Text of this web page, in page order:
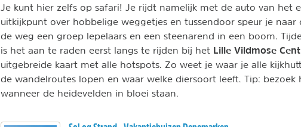
Je kunt hier zelfs op safari! Je rijdt namelijk met de auto van het
uitkijkpunt over hobbelige weggetjes en tussendoor speur je naar
de weg een groep lepelaars en een steenarend in een boom.
is het aan te raden eerst langs te rijden bij het Lille Vildmose
uitgebreide kaart met alle hotspots. Zo weet je waar je alle
de wandelroutes lopen en waar welke diersoort leeft. Tip: bezoek
wanneer de heidevelden in bloei staan.